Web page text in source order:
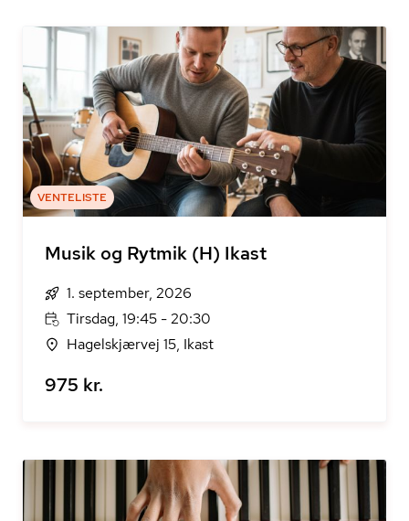
VENTELISTE
Musik og Rytmik (H) Ikast
1. september, 2026
Tirsdag, 19:45 - 20:30
Hagelskjærvej 15, Ikast
975 kr.